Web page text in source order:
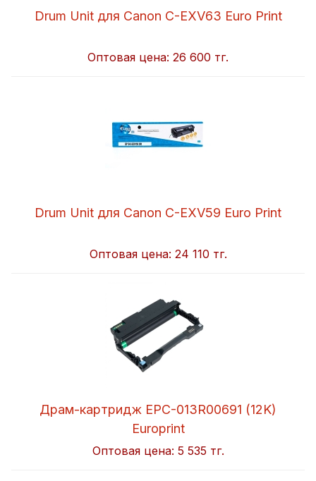
Drum Unit для Canon C-EXV63 Euro Print
Оптовая цена: 26 600 тг.
Drum Unit для Canon C-EXV59 Euro Print
Оптовая цена: 24 110 тг.
Драм-картридж EPC-013R00691 (12K)
Europrint
Оптовая цена: 5 535 тг.